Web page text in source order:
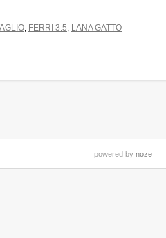
, FERRI 3.5, LANA GATTO
powered by noze